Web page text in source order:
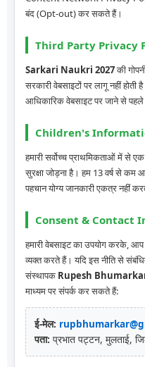
बंद (Opt-out) कर सकते हैं।
Third Party Privacy
Sarkari Naukri 2027की
सरकारी वेबसाइटों पर लागू नहीं
आधिकारिक वेबसाइट पर जाने से पहले
Children's
हमारी सर्वोच्च प्राथमिकताओं में से
सुरक्षा जोड़ना है। हम 13 वर्ष से कम
पहचान योग्य जानकारी एकत्र नहीं
Consent & Contact
हमारी वेबसाइट का उपयोग करके,
व्यक्त करते हैं। यदि इस नीति से
संस्थापक Rupesh
माध्यम पर संपर्क कर सकते हैं:
ई-मेल:
पता: प्रभात पट्टन, मुलताई,